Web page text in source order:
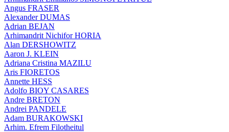
Angus FRASER
Alexander DUMAS
Adrian BEJAN
Arhimandrit Nichifor HORIA
Alan DERSHOWITZ
Aaron J. KLEIN
Adriana Cristina MAZILU
Aris FIORETOS
Annette HESS
Adolfo BIOY CASARES
Andre BRETON
Andrei PANDELE
Adam BURAKOWSKI
Arhim. Efrem Filotheitul